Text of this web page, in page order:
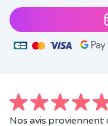
Nos avis